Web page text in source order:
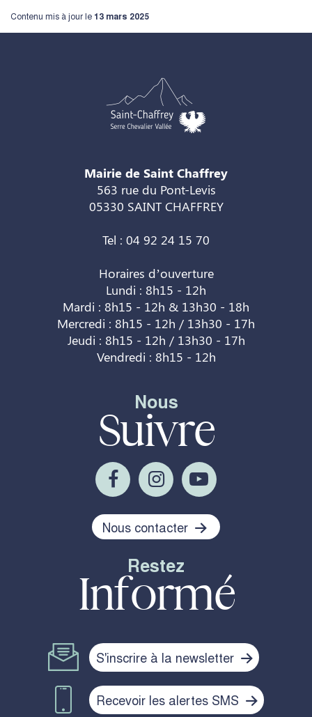
Contenu mis à jour le 13 mars 2025
Mairie de Saint Chaffrey
563 rue du Pont-Levis
05330 SAINT CHAFFREY
Tel : 04 92 24 15 70
Horaires d’ouverture
Lundi : 8h15 - 12h
Mardi : 8h15 - 12h & 13h30 - 18h
Mercredi : 8h15 - 12h / 13h30 - 17h
Jeudi : 8h15 - 12h / 13h30 - 17h
Vendredi : 8h15 - 12h
Nous
Suivre
Nous contacter
Restez
Informé
S'inscrire à la newsletter
Recevoir les alertes SMS